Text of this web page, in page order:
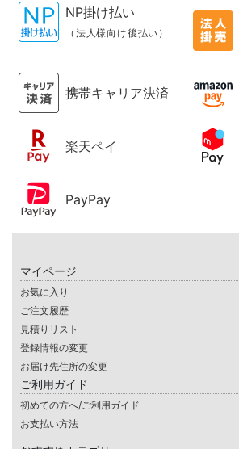
NP掛け払い
（法人様向け後払い）
携帯キャリア決済
楽天ペイ
PayPay
マイページ
お気に入り
ご注文履歴
見積りリスト
登録情報の変更
お届け先住所の変更
ご利用ガイド
初めての方へ/ご利用ガイド
お支払い方法